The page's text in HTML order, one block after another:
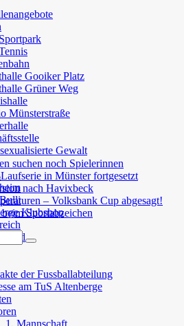
Gooiker Platz
Grüner Weg
Münsterstraße
Gewalt
Klubshop
Cloud
der Fussballabteilung
am TuS Altenberge
1. Mannschaft
suchen noch Spielerinnen
in Münster fortgesetzt
nach Havixbeck
– Volksbank Cup abgesagt!
Sportabzeichen